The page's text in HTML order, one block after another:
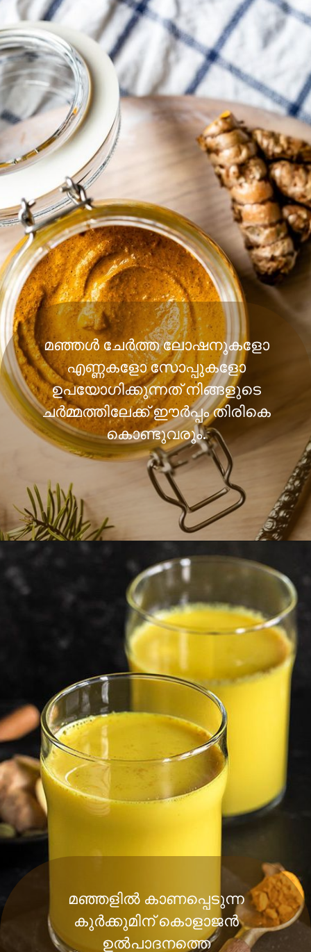
മഞ്ഞൾ ചേർത്ത ലോഷനുകളോ
എണ്ണകളോ സോപ്പുകളോ
ഉപയോഗിക്കുന്നത് നിങ്ങളുടെ
ചർമ്മത്തിലേക്ക് ഈർപ്പം തിരികെ
കൊണ്ടുവരും.
മഞ്ഞളിൽ കാണപ്പെടുന്ന
കുർക്കുമിന് കൊളാജൻ
ഉൽപാദനത്തെ